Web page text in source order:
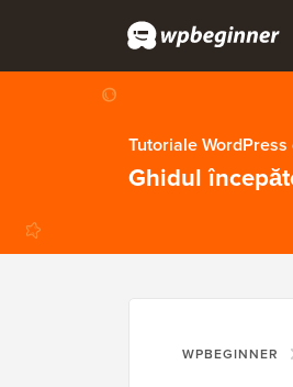
Tutoriale
Ghidul
WPBEGINNER